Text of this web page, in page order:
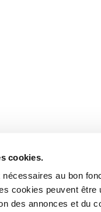
cookies.
au bon
cookies peuvent
des annonces et du